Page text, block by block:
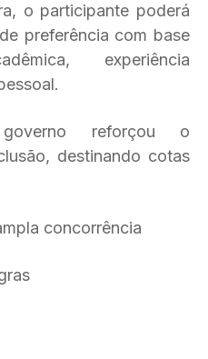
o participante poderá
preferência com base
experiência
reforçou o
destinando cotas
concorrência